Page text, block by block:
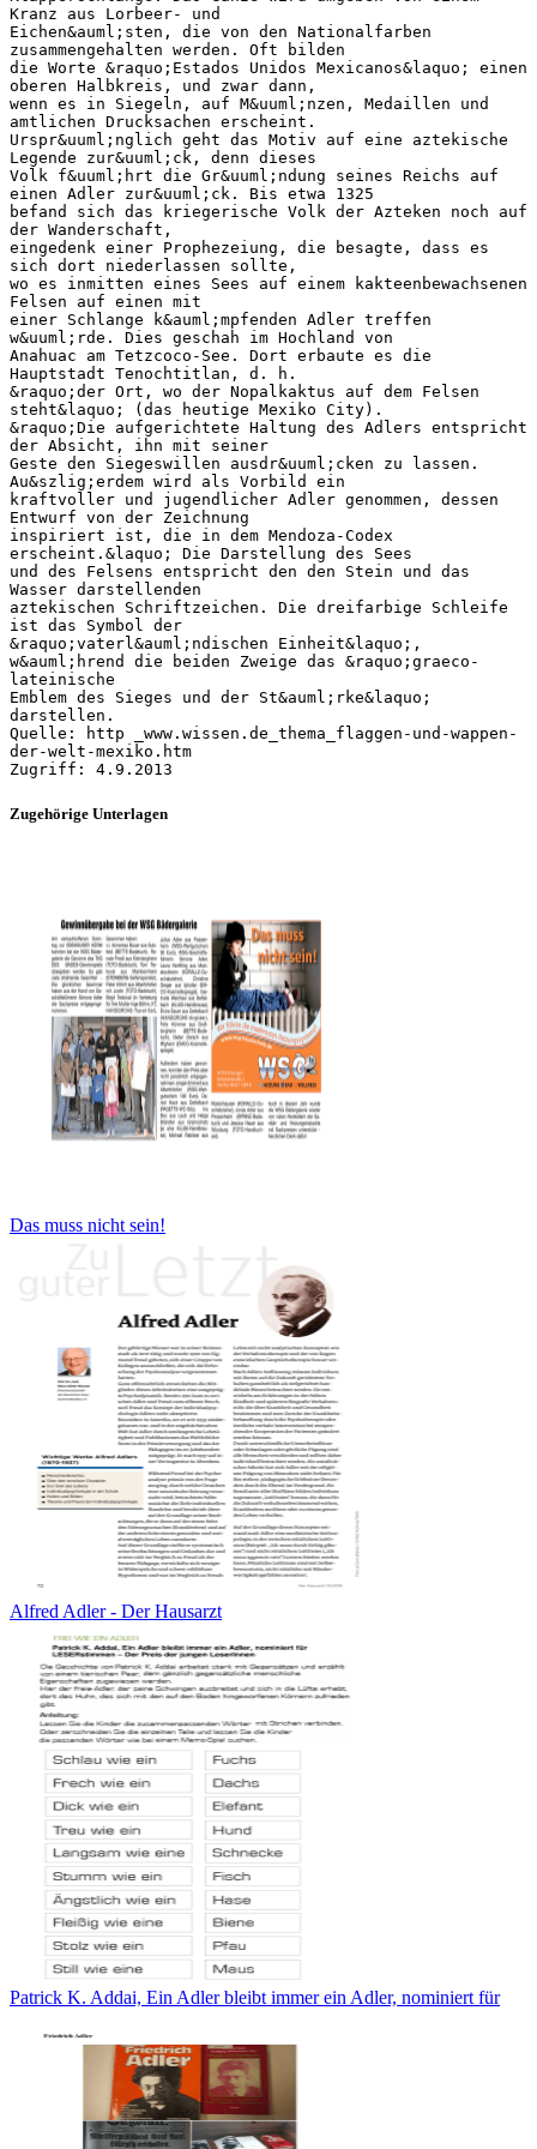
Kranz aus Lorbeer- und
Eichen&auml;sten, die von den Nationalfarben
zusammengehalten werden. Oft bilden
die Worte &raquo;Estados Unidos Mexicanos&laquo; einen
oberen Halbkreis, und zwar dann,
wenn es in Siegeln, auf M&uuml;nzen, Medaillen und
amtlichen Drucksachen erscheint.
Urspr&uuml;nglich geht das Motiv auf eine aztekische
Legende zur&uuml;ck, denn dieses
Volk f&uuml;hrt die Gr&uuml;ndung seines Reichs auf
einen Adler zur&uuml;ck. Bis etwa 1325
befand sich das kriegerische Volk der Azteken noch auf
der Wanderschaft,
eingedenk einer Prophezeiung, die besagte, dass es
sich dort niederlassen sollte,
wo es inmitten eines Sees auf einem kakteenbewachsenen
Felsen auf einen mit
einer Schlange k&auml;mpfenden Adler treffen
w&uuml;rde. Dies geschah im Hochland von
Anahuac am Tetzcoco-See. Dort erbaute es die
Hauptstadt Tenochtitlan, d. h.
&raquo;der Ort, wo der Nopalkaktus auf dem Felsen
steht&laquo; (das heutige Mexiko City).
&raquo;Die aufgerichtete Haltung des Adlers entspricht
der Absicht, ihn mit seiner
Geste den Siegeswillen ausdr&uuml;cken zu lassen.
Au&szlig;erdem wird als Vorbild ein
kraftvoller und jugendlicher Adler genommen, dessen
Entwurf von der Zeichnung
inspiriert ist, die in dem Mendoza-Codex
erscheint.&laquo; Die Darstellung des Sees
und des Felsens entspricht den den Stein und das
Wasser darstellenden
aztekischen Schriftzeichen. Die dreifarbige Schleife
ist das Symbol der
&raquo;vaterl&auml;ndischen Einheit&laquo;,
w&auml;hrend die beiden Zweige das &raquo;graeco-
lateinische
Emblem des Sieges und der St&auml;rke&laquo;
darstellen.
Quelle: http _www.wissen.de_thema_flaggen-und-wappen-
der-welt-mexiko.htm
Zugehörige Unterlagen
Das muss nicht sein!
Alfred Adler - Der Hausarzt
Patrick K. Addai, Ein Adler bleibt immer ein Adler, nominiert für